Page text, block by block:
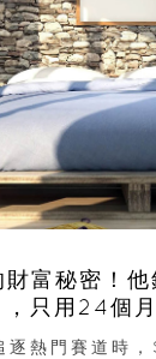
富秘密！他
只用24個
逐熱門賽道時